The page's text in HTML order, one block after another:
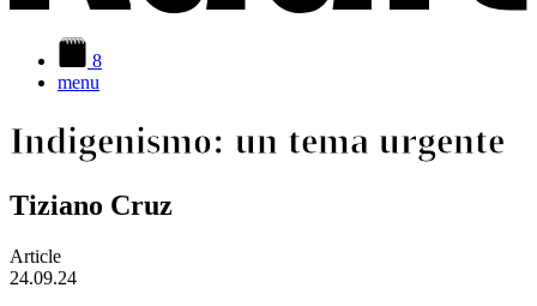
8
menu
Indigenismo: un tema urgente
Tiziano Cruz
Article
24.09.24